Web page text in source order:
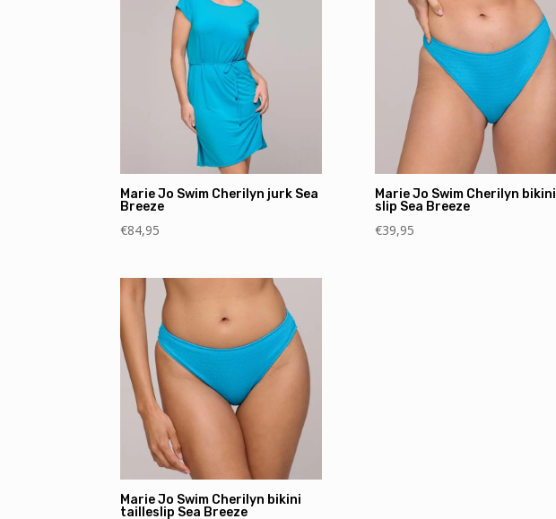
Marie Jo Swim Cherilyn jurk Sea
Breeze
€84,95
Marie Jo Swim Cherilyn bikini
slip Sea Breeze
€39,95
Marie Jo Swim Cherilyn bikini
tailleslip Sea Breeze